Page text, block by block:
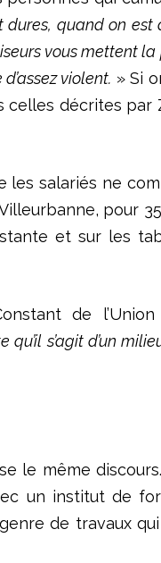
dures, quand on
vous mettent
violent. » Si
décrites par
les salariés ne
pour
et sur les
de
s’agit d’un
le même
un institut de
de travaux